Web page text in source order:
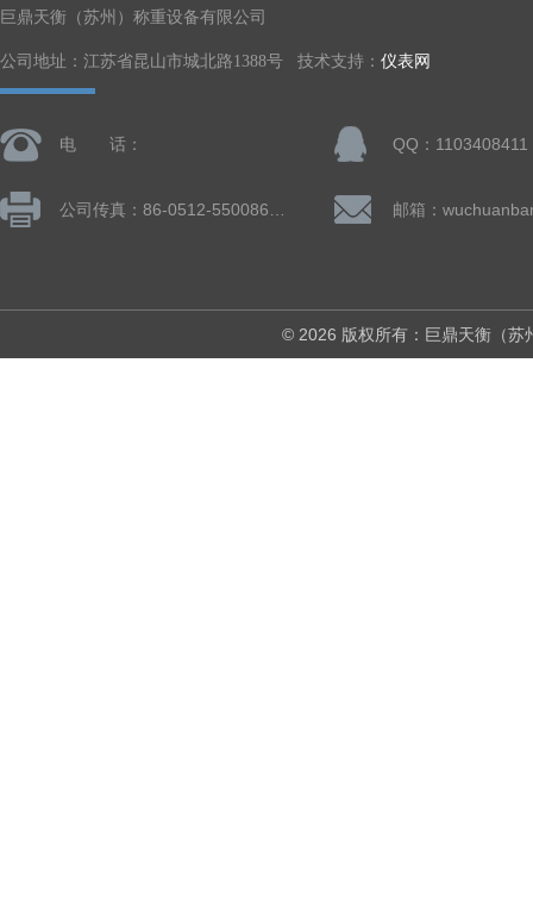
巨鼎天衡（苏州）称重设备有限公司
公司地址：江苏省昆山市城北路1388号 技术支持： 仪表网
电 话： QQ：1103408411
© 2026 版权所有：巨鼎天衡（